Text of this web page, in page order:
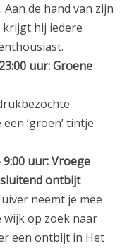
de hand van zijn
krijgt hij iedere
uur: Groene
‘groen’ tintje
uur: Vroege
ontbijt
neemt je mee
op zoek naar
een ontbijt in Het